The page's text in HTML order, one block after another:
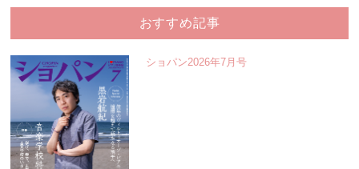
おすすめ記事
ショパン2026年7月号